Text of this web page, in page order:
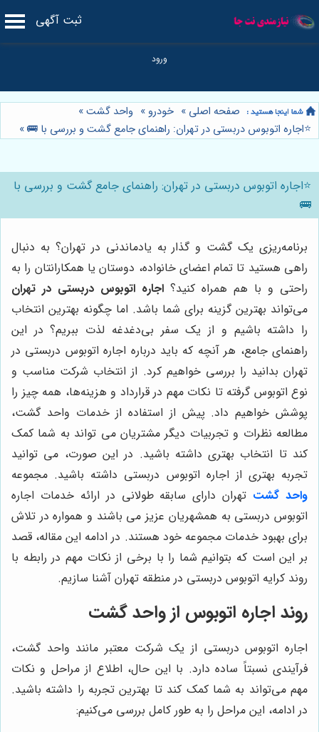
ثبت آگهی
صفحه اصلی » خودرو » واحد گشت»
⭐️اجاره اتوبوس دربستی در تهران: راهنمای جامع گشت و بررسی با 🚌»
⭐️اجاره اتوبوس دربستی در تهران: راهنمای جامع گشت و بررسی با
🚌
برنامه‌ریزی یک گشت و گذار به یادماندنی در تهران؟ به دنبال
راهی هستید تا تمام اعضای خانواده، دوستان یا همکارانتان را به
راحتی و با هم همراه کنید؟ اجاره اتوبوس دربستی در تهران
می‌تواند بهترین گزینه برای شما باشد. اما چگونه بهترین انتخاب
را داشته باشیم و از یک سفر بی‌دغدغه لذت ببریم؟ در این
راهنمای جامع، هر آنچه که باید درباره اجاره اتوبوس دربستی در
تهران بدانید را بررسی خواهیم کرد. از انتخاب شرکت مناسب و
نوع اتوبوس گرفته تا نکات مهم در قرارداد و هزینه‌ها، همه چیز را
پوشش خواهیم داد. پیش از استفاده از خدمات واحد گشت،
مطالعه نظرات و تجربیات دیگر مشتریان می تواند به شما کمک
کند تا انتخاب بهتری داشته باشید. در این صورت، می توانید
تجربه بهتری از اجاره اتوبوس دربستی داشته باشید. مجموعه
واحد گشت تهران دارای سابقه طولانی در ارائه خدمات اجاره
اتوبوس دربستی به همشهریان عزیز می باشند و همواره در تلاش
برای بهبود خدمات مجموعه خود هستند. در ادامه این مقاله، قصد
بر این است که بتوانیم شما را با برخی از نکات مهم در رابطه با
روند کرایه اتوبوس دربستی در منطقه تهران آشنا سازیم.
روند اجاره اتوبوس از واحد گشت
اجاره اتوبوس دربستی از یک شرکت معتبر مانند واحد گشت،
فرآیندی نسبتاً ساده دارد. با این حال، اطلاع از مراحل و نکات
مهم می‌تواند به شما کمک کند تا بهترین تجربه را داشته باشید.
در ادامه، این مراحل را به طور کامل بررسی می‌کنیم: